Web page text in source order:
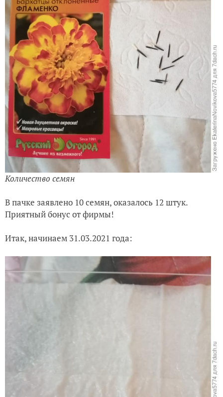
Количество семян
В пачке заявлено 10 семян, оказалось 12 штук.
Приятный бонус от фирмы!
Итак, начинаем 31.03.2021 года: